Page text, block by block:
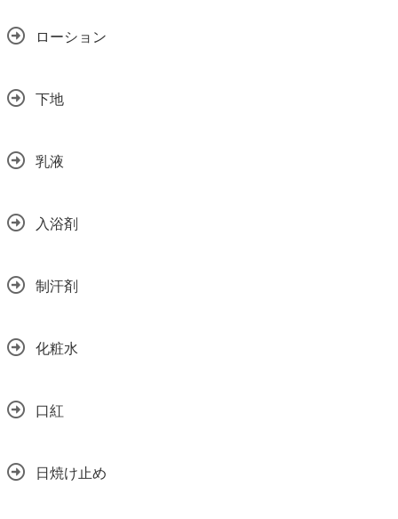
ローション
下地
乳液
入浴剤
制汗剤
化粧水
口紅
日焼け止め